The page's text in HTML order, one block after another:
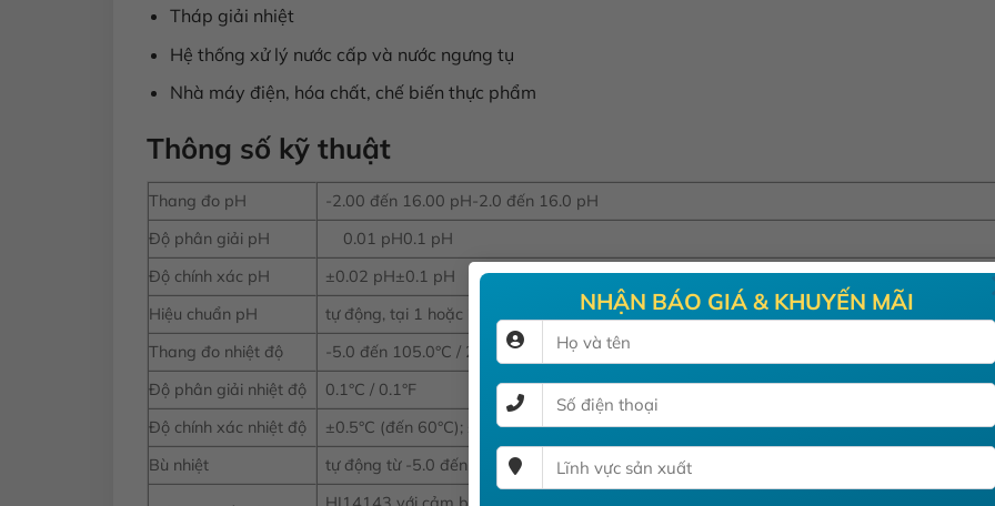
NHẬN BÁO GIÁ & KHUYẾN MÃI
Tháp giải nhiệt
Hệ thống xử lý nước cấp và nước ngưng tụ
Nhà máy điện, hóa chất, chế biến thực phẩm
Thông số kỹ thuật
Thang đo pH
-2.00 đến 16.00 pH-2.0 đến 16.0 pH
Độ phân giải pH
0.01 pH0.1 pH
Độ chính xác pH
±0.02 pH±0.1 pH
Hiệu chuẩn pH
tự động, tại 1 hoặc 2 điểm với 2 bộ đệm (chuẩn 4.01, 7.01,10.01 hoặc NIST 4.01, 6.86,
Thang đo nhiệt độ
-5.0 đến 105.0°C / 23.0 đến 221.0°F
Độ phân giải nhiệt độ
0.1°C / 0.1°F
Độ chính xác nhiệt độ
±0.5°C (đến 60°C); ±1.0°C (ngoài thang đo)±1.0°F (đến 140°F); ±2.0°F (ngoài thang đo)
Bù nhiệt
tự động từ -5.0 đến 105.0ºC (23 đến 221ºF)